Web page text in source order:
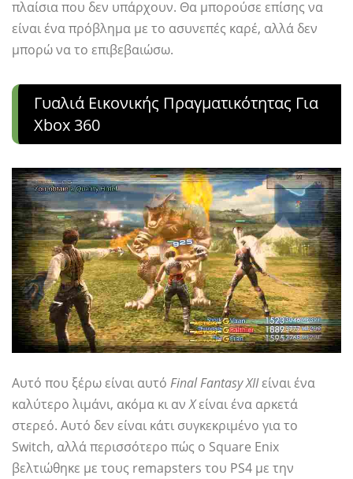
πλαίσια που δεν υπάρχουν. Θα μπορούσε επίσης να
είναι ένα πρόβλημα με το ασυνεπές καρέ, αλλά δεν
μπορώ να το επιβεβαιώσω.
Γυαλιά Εικονικής Πραγματικότητας Για
Xbox 360
Αυτό που ξέρω είναι αυτό Final Fantasy XIIείναι ένα
καλύτερο λιμάνι, ακόμα κι ανΧείναι ένα αρκετά
στερεό. Αυτό δεν είναι κάτι συγκεκριμένο για το
Switch, αλλά περισσότερο πώς ο Square Enix
βελτιώθηκε με τους remapsters του PS4 με την